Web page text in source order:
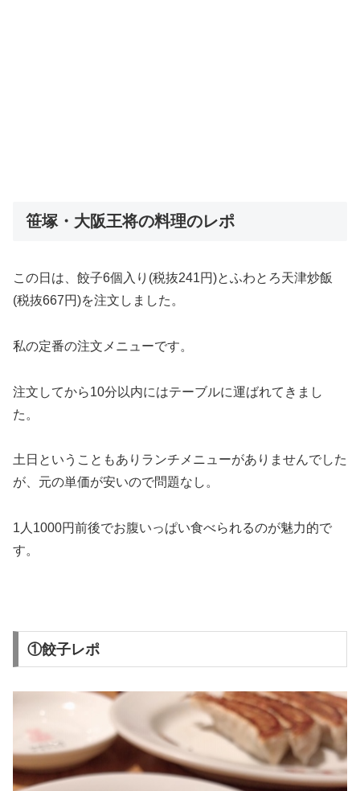
笹塚・大阪王将の料理のレポ
この日は、餃子6個入り(税抜241円)とふわとろ天津炒飯
(税抜667円)を注文しました。
私の定番の注文メニューです。
注文してから10分以内にはテーブルに運ばれてきまし
た。
土日ということもありランチメニューがありませんでした
が、元の単価が安いので問題なし。
1人1000円前後でお腹いっぱい食べられるのが魅力的で
す。
①餃子レポ